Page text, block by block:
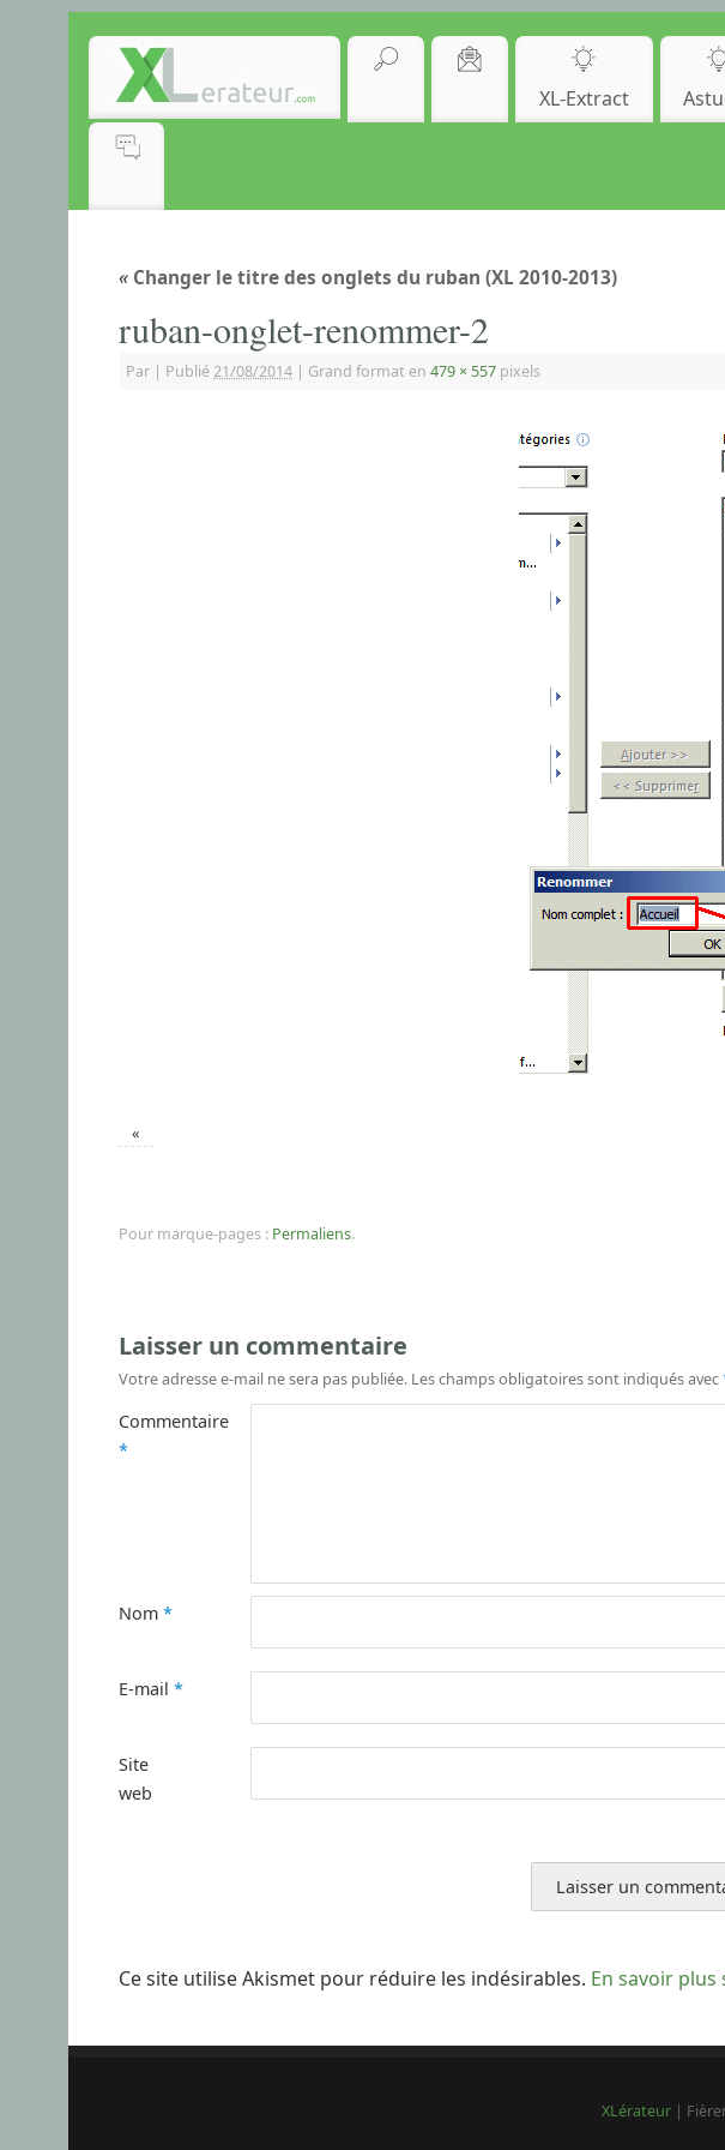
XL-Extract
« Changer le titre des onglets du ruban (XL 2010-2013)
ruban-onglet-renommer-2
Par | Publié21/08/2014 | Grand format en 479 × 557 pixels
«
Pour marque-pages : Permaliens.
Laisser un commentaire
Votre adresse e-mail ne sera pas publiée. Les champs obligatoires sont indiqués avec
Commentaire
*
Nom *
E-mail *
Site
web
Ce site utilise Akismet pour réduire les indésirables. En savoir
XLérateur |